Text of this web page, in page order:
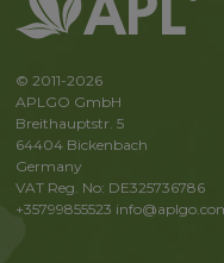
© 2011-2026
APLGO GmbH
Breithauptstr. 5
64404 Bickenbach
Germany
VAT Reg. No: DE325736786
+35799855523